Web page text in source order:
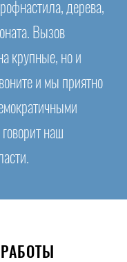
дерева,
Вызов
крупные, но и
и мы приятно
наш